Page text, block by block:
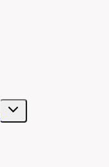
Переключить